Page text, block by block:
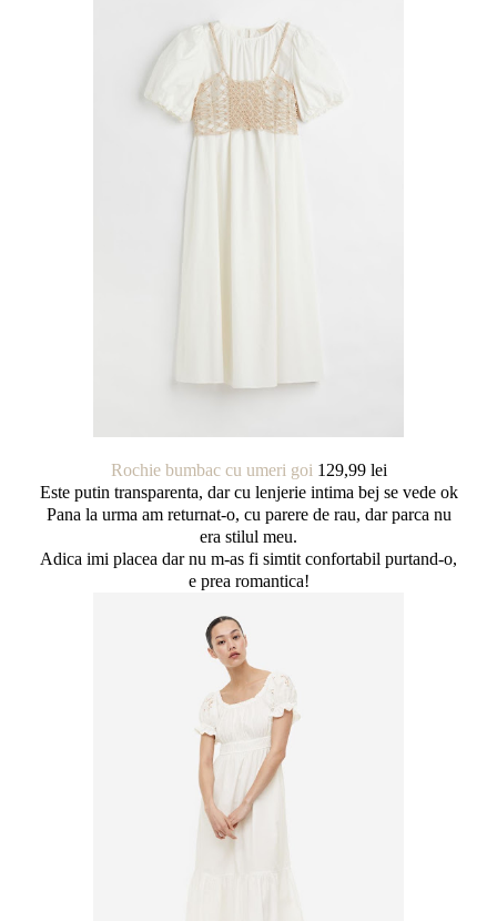
Rochie bumbac cu umeri goi 129,99 lei
Este putin transparenta, dar cu lenjerie intima bej se vede ok
Pana la urma am returnat-o, cu parere de rau, dar parca nu
era stilul meu.
Adica imi placea dar nu m-as fi simtit confortabil purtand-o,
e prea romantica!